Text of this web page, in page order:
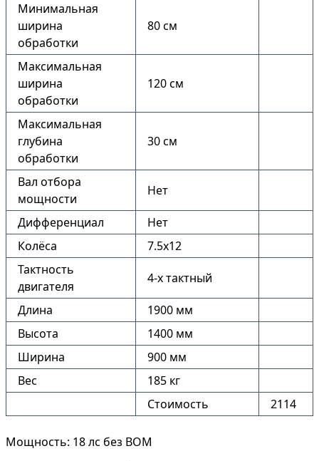
Минимальная
ширина
обработки
80 см
Максимальная
ширина
обработки
120 см
Максимальная
глубина
обработки
30 см
Вал отбора
мощности
Нет
Дифференциал
Нет
Колёса
7.5х12
Тактность
двигателя
4-х тактный
Длина
1900 мм
Высота
1400 мм
Ширина
900 мм
Вес
185 кг
Стоимость
2114
Мощность: 18 лс без ВОМ